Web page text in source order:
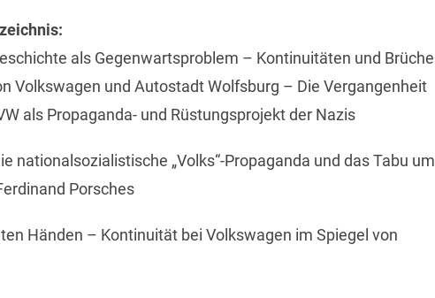
als Gegenwartsproblem – Kontinuitäten und Brüche
Volkswagen und Autostadt Wolfsburg – Die Vergangenheit
als Propaganda- und Rüstungsprojekt der Nazis
nationalsozialistische „Volks“-Propaganda und das Tabu um
Porsches
Händen – Kontinuität bei Volkswagen im Spiegel von